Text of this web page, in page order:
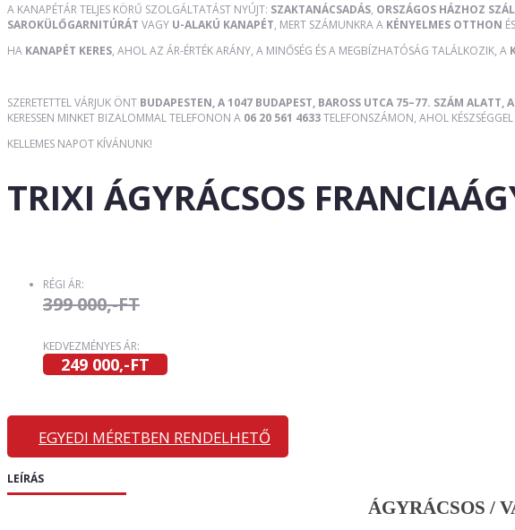
A KANAPÉTÁR TELJES KÖRŰ SZOLGÁLTATÁST NYÚJT: SZAKTANÁCSADÁS, ORSZÁGOS HÁZHOZ
SAROKÜLŐGARNITÚRÁT VAGY U-ALAKÚ KANAPÉT, MERT SZÁMUNKRA A KÉNYELMES OTTHON
HA KANAPÉT KERES, AHOL AZ ÁR-ÉRTÉK ARÁNY, A MINŐSÉG ÉS A MEGBÍZHATÓSÁG TALÁLKOZIK, A
SZERETETTEL VÁRJUK ÖNT BUDAPESTEN, A 1047 BUDAPEST, BAROSS UTCA 75–77. SZÁM ALATT,
KERESSEN MINKET BIZALOMMAL TELEFONON A 06 20 561 4633TELEFONSZÁMON, AHOL KÉSZSÉGGEL
KELLEMES NAPOT KÍVÁNUNK!
TRIXI ÁGYRÁCSOS
RÉGI ÁR:
399 000,-FT
KEDVEZMÉNYES ÁR:
249 000,-FT
EGYEDI MÉRETBEN RENDELHETŐ
LEÍRÁS
ÁGYRÁCSOS /